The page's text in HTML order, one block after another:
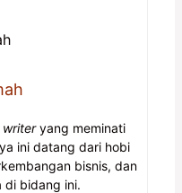
yang meminati
ini datang dari hobi
bisnis, dan
di bidang ini.